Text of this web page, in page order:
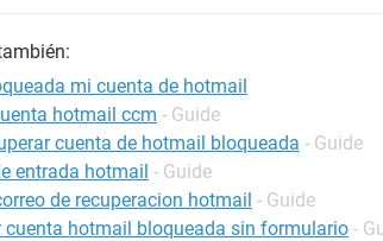
mi cuenta de hotmail
hotmail ccm - Guide
cuenta de hotmail bloqueada - Guide
entrada hotmail - Guide
de recuperacion hotmail - Guide
cuenta hotmail bloqueada sin formulario -